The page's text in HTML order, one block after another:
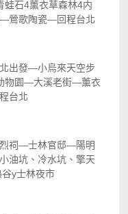
石4薰衣草森林4内
鶯歌陶瓷—回程台北
出發—小烏來天空步
物園—大溪老街—薰衣
台北
祠—士林官邸—陽明
油坑、冷水坑、擎天
y士林夜市